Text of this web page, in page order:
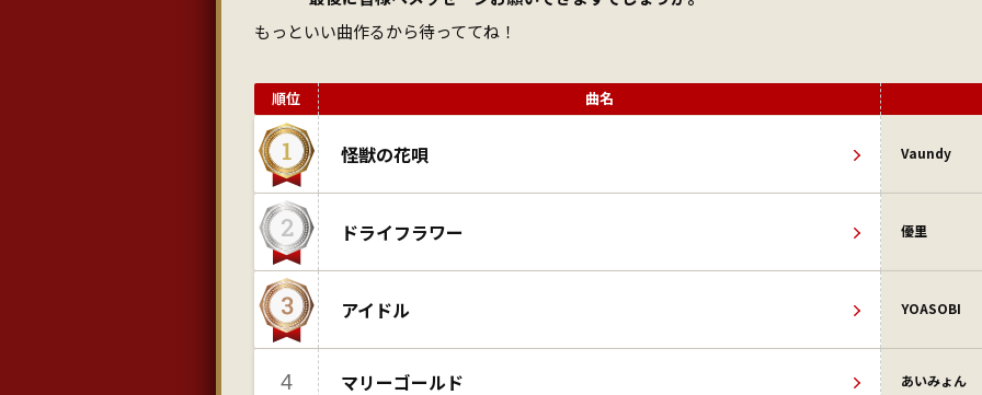
もっといい曲作るから待っててね！
順位 曲名
怪獣の花唄 Vaundy
ドライフラワー 優里
アイドル YOASOBI
4 マリーゴールド あいみょん